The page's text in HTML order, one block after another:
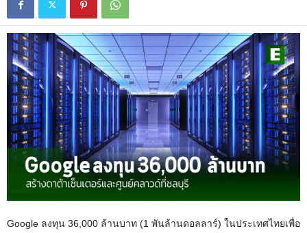
Google ลงทุน 36,000 ล้านบาท (1 พันล้านดอลลาร์) ในประเทศไทยเพื่อ